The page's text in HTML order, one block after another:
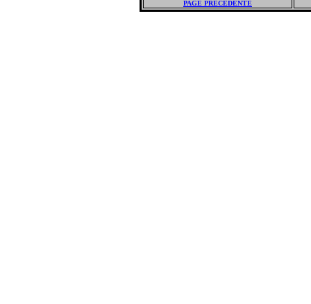
PAGE PRECEDENTE